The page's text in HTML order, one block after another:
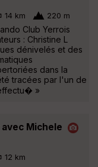
14 km 220 m
Club Yerrois
: Christine L
dénivelés et des
dans la
tracées par l'un de
»
avec Michele
12 km